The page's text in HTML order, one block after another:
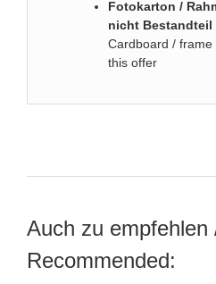
Fotokarton /
nicht Bestandteil
Cardboard /
this offer
Auch zu empfehlen
Recommended: